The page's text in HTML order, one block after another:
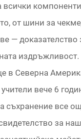
всички
от шини за
— доказателство
в Северна
вече 6
съхранение все
за